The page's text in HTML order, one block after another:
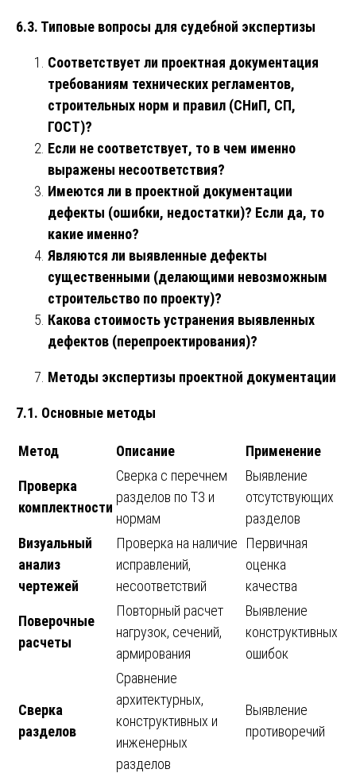
6.3. Типовые вопросы для судебной экспертизы
Соответствует ли проектная документация
требованиям технических регламентов,
строительных норм и правил (СНиП, СП,
ГОСТ)?
Если не соответствует, то в чем именно
выражены несоответствия?
Имеются ли в проектной документации
дефекты (ошибки, недостатки)? Если да, то
какие именно?
Являются ли выявленные дефекты
существенными (делающими невозможным
строительство по проекту)?
Какова стоимость устранения выявленных
дефектов (перепроектирования)?
Методы экспертизы проектной документации
7.1. Основные методы
Метод Описание Применение
Проверка
комплектности
Сверка с перечнем
разделов по ТЗ и
нормам
Выявление
отсутствующих
разделов
Визуальный
анализ
чертежей
Проверка на наличие
исправлений,
несоответствий
Первичная
оценка
качества
Поверочные
расчеты
Повторный расчет
нагрузок, сечений,
армирования
Выявление
конструктивных
ошибок
Сверка
разделов
Сравнение
архитектурных,
конструктивных и
инженерных
разделов
Выявление
противоречий